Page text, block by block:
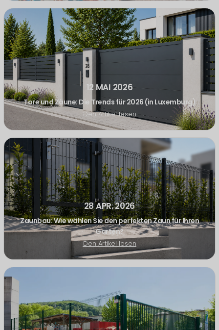
12 MAI 2026
Tore und Zäune: Die Trends für 2026 (in Luxemburg)
Den Artikel lesen
28 APR. 2026
Zaunbau: Wie wählen Sie den perfekten Zaun für Ihren
Garten?
Den Artikel lesen